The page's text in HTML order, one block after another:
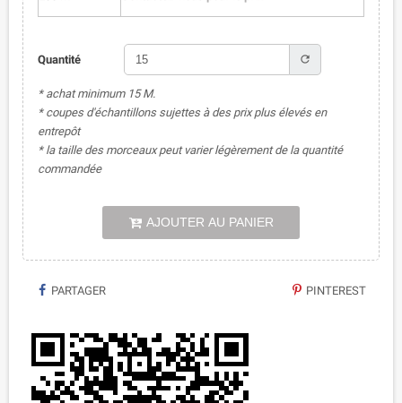
Quantité refresh
* achat minimum 15 M.
* coupes d'échantillons sujettes à des prix plus élevés en
entrepôt
* la taille des morceaux peut varier légèrement de la quantité
commandée
AJOUTER AU PANIER
PARTAGER PINTEREST